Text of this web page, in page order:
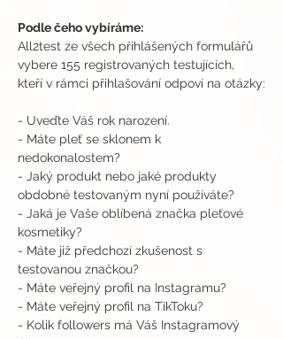
Podle čeho vybíráme:
All2test ze všech přihlášených formulářů
vybere 155 registrovaných testujících,
kteří v rámci přihlašování odpoví na otázky:
- Uveďte Váš rok narození.
- Máte pleť se sklonem k
nedokonalostem?
- Jaký produkt nebo jaké produkty
obdobné testovaným nyní používáte?
- Jaká je Vaše oblíbená značka pleťové
kosmetiky?
- Máte již předchozí zkušenost s
testovanou značkou?
- Máte veřejný profil na Instagramu?
- Máte veřejný profil na TikToku?
- Kolik followers má Váš Instagramový